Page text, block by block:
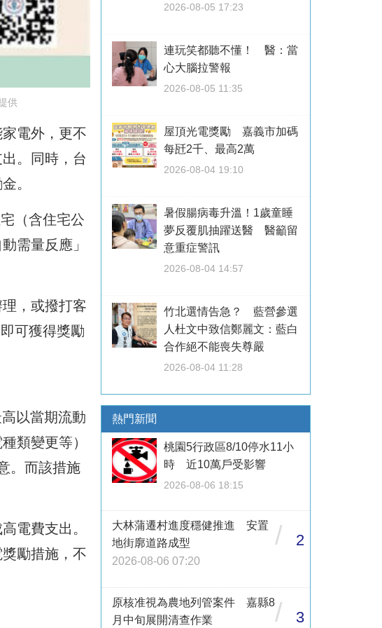
供
電外，更不
。同時，台
。
（含住宅公
需量反應」
，或撥打客
可獲得獎勵
以當期流動
類變更等）
。而該措施
電費支出。
勵措施，不
2026-08-05 17:23
連玩笑都聽不懂！ 醫：當
心大腦拉警報
2026-08-05 11:35
屋頂光電獎勵 嘉義市加碼
每瓩2千、最高2萬
2026-08-04 19:10
暑假腸病毒升溫！1歲童睡
夢反覆肌抽躍送醫 醫籲留
意重症警訊
2026-08-04 14:57
竹北選情告急？ 藍營參選
人杜文中致信鄭麗文：藍白
合作絕不能喪失尊嚴
2026-08-04 11:28
熱門新聞
桃園5行政區8/10停水11小
時 近10萬戶受影響
2026-08-06 18:15
大林蒲遷村進度穩健推進 安置
地街廓道路成型
2026-08-06 07:20
/ 2
原核准視為農地列管案件 嘉縣8
月中旬展開清查作業
/ 3